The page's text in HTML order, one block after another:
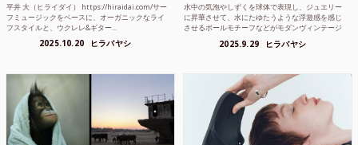
平井 大（ヒライダイ） https://hiraidai.com/サー
フミュージックをベースに、オーガニックなライ
フスタイルと、ウクレレ&ギター...
2025.10.20 ヒラバヤシ
水中の気泡やしずくを球体で表現し、ジュエリー
に昇華させて、水にたゆたうような浮遊感を感じ
させるボールモチーフなどがモダンヴィンテージ
2025.9.29 ヒラバヤシ